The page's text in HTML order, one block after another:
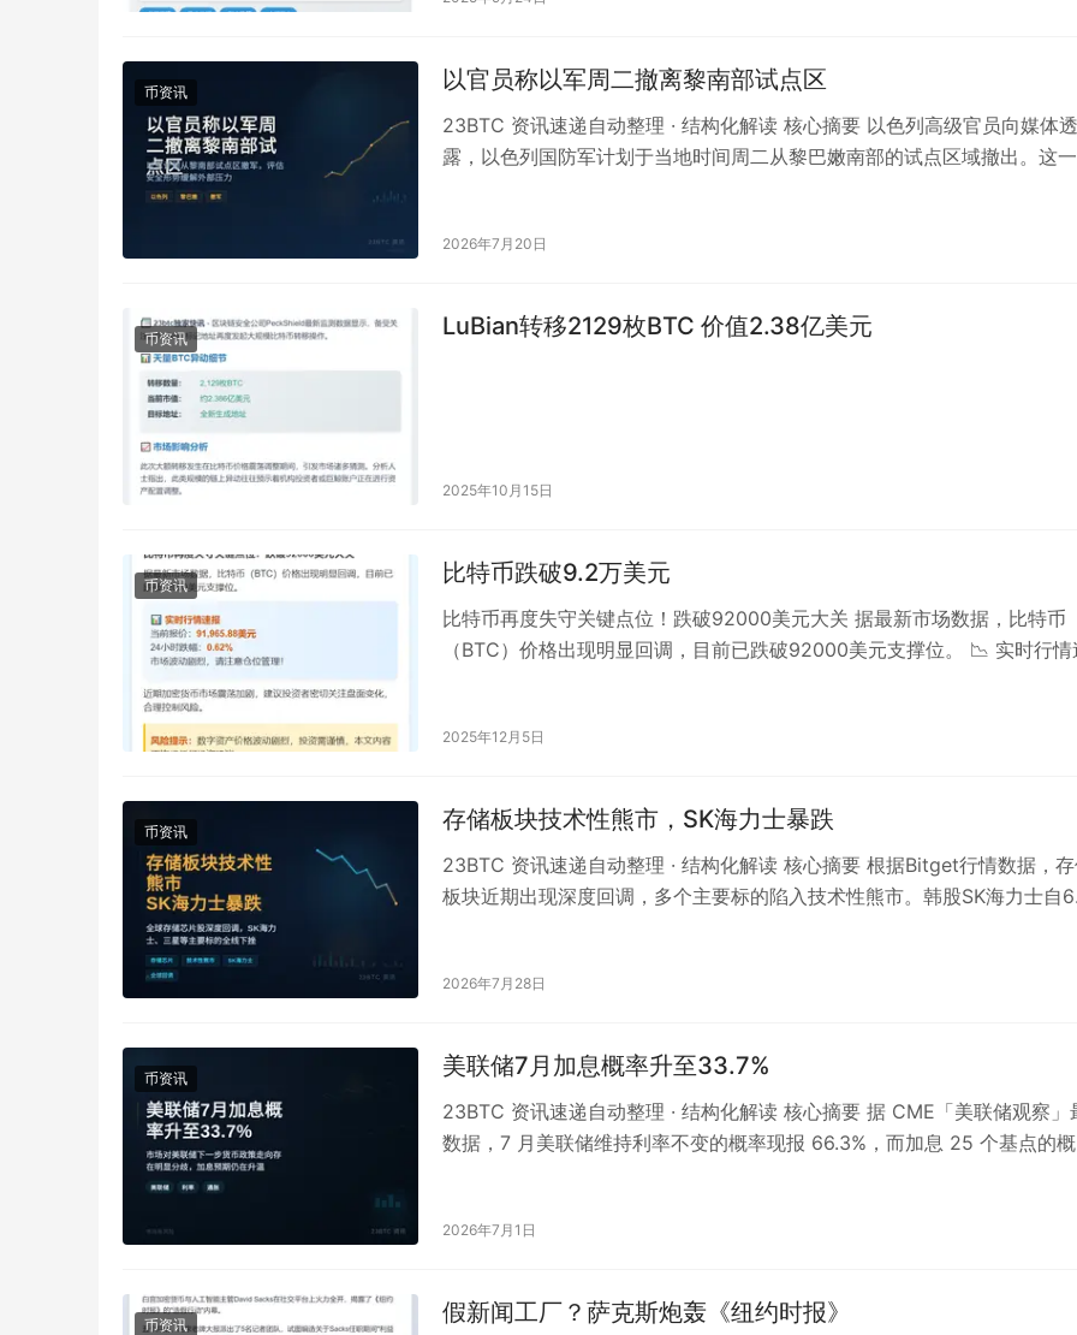
币资讯 以官员称以军周二撤离黎南部试点区
23BTC 资讯速递自动整理 · 结构化解读 核心摘要 以色列高级官员向媒体透
露，以色列国防军计划于当地时间周二从黎巴嫩南部的试点区域撤出。这
2026年7月20日
币资讯 LuBian转移2129枚BTC 价值2.38亿美元
2025年10月15日
币资讯 比特币跌破9.2万美元
比特币再度失守关键点位！跌破92000美元大关 据最新市场数据，比特币
（BTC）价格出现明显回调，目前已跌破92000美元支撑位。 📉 实时行情
2025年12月5日
币资讯 存储板块技术性熊市，SK海力士暴跌
23BTC 资讯速递自动整理 · 结构化解读 核心摘要 根据Bitget行情数据，
板块近期出现深度回调，多个主要标的陷入技术性熊市。韩股SK海力士自
2026年7月28日
币资讯 美联储7月加息概率升至33.7%
23BTC 资讯速递自动整理 · 结构化解读 核心摘要 据 CME「美联储观察」
数据，7 月美联储维持利率不变的概率现报 66.3%，而加息 25 个基点的
2026年7月1日
币资讯 假新闻工厂？萨克斯炮轰《纽约时报》